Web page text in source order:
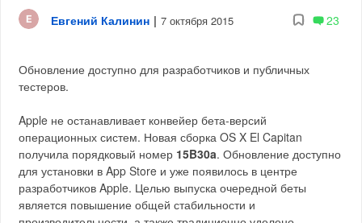
Евгений Калинин | 7 октября 2015 23
Обновление доступно для разработчиков и публичных
тестеров.
Apple не останавливает конвейер бета-версий
операционных систем. Новая сборка OS X El Capitan
получила порядковый номер 15B30a. Обновление доступно
для установки в App Store и уже появилось в центре
разработчиков Apple. Целью выпуска очередной беты
является повышение общей стабильности и